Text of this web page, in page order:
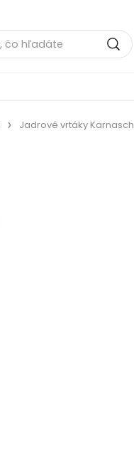
Jadrové vrtáky Karnasch